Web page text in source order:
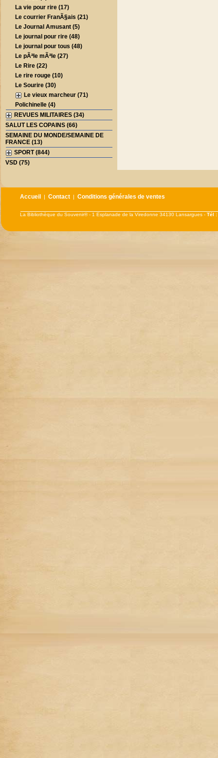
La vie pour rire (17)
Le courrier FranÃ§ais (21)
Le Journal Amusant (5)
Le journal pour rire (48)
Le journal pour tous (48)
Le pÃªle mÃªle (27)
Le Rire (22)
Le rire rouge (10)
Le Sourire (30)
Le vieux marcheur (71)
Polichinelle (4)
REVUES MILITAIRES (34)
SALUT LES COPAINS (66)
SEMAINE DU MONDE/SEMAINE DE
FRANCE (13)
SPORT (844)
VSD (75)
Accueil |Contact |Conditions générales de ventes
La Bibliothèque du Souvenir® - 1 Esplanade de la Viredonne 34130 Lansargues -Tél